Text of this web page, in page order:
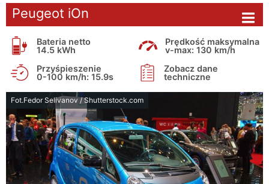
Peugeot iOn
Bateria netto
14.5 kWh
Prędkość maksymalna
v-max: 130 km/h
Przyśpieszenie
0-100 km/h: 15.9s
Zobacz dane
techniczne
Fot.Fedor Selivanov / Shutterstock.com